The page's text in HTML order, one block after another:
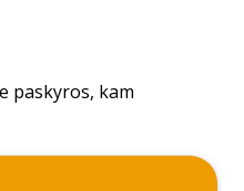
paskyros, kam